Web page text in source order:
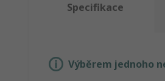
Specifikace
Výběrem jednoho